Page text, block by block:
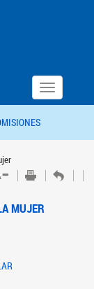
Toggle
navigation
MUJER